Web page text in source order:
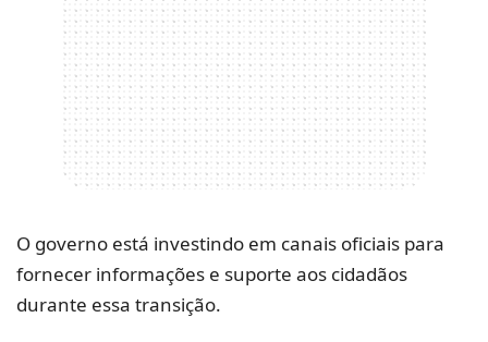
O governo está investindo em canais oficiais para
fornecer informações e suporte aos cidadãos
durante essa transição.